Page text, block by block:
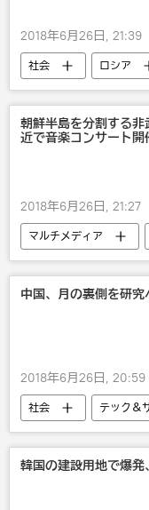
2018年6月26日, 21:39
社会 ロシア
アレクセイ・ナヴァリヌ
びっくり
災害
朝鮮半島を分割する
近で音楽コンサート開
2018年6月26日, 21:27
マルチメディア
動画
中国、月の裏側を研究
2018年6月26日, 20:59
社会 テック＆
宇宙
韓国の建設用地で爆